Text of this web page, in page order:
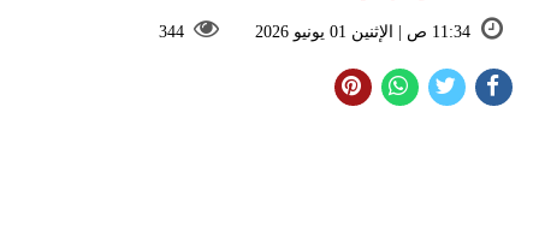
11:34 ص | الإثنين 01 يونيو 2026 344